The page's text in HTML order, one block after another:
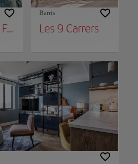
Casa d'Anne Frank
Barris
Les 9 Carrers